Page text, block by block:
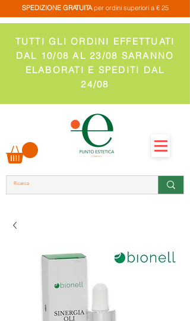
SPEDIZIONE GRATUITAper ordini superiori a € 25
TUTTI GLI ORDINI EFFETTUATI
DAL 10/08 AL 23/08 SARANNO
ELABORATI E SPEDITI DAL
24/08